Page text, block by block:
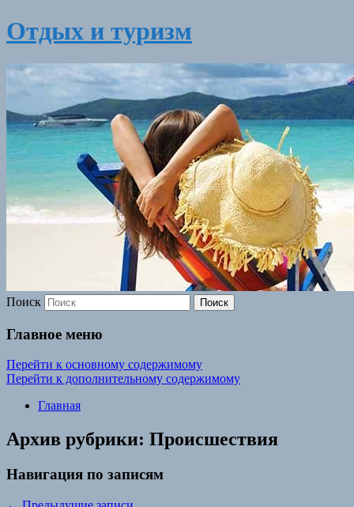
Отдых и туризм
Поиск
Главное меню
Перейти к основному содержимому
Перейти к дополнительному содержимому
Главная
Архив рубрики: Происшествия
Навигация по записям